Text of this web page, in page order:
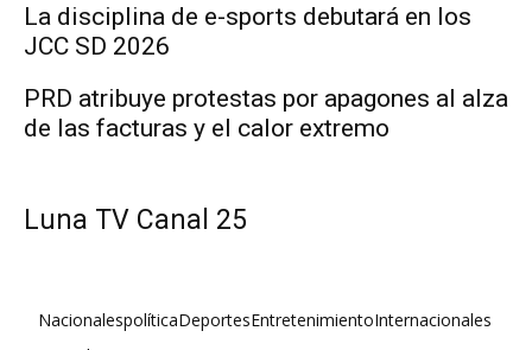
La disciplina de e-sports debutará en los
JCC SD 2026
PRD atribuye protestas por apagones al alza
de las facturas y el calor extremo
Luna TV Canal 25
NacionalespolíticaDeportesEntretenimientoInternacionales